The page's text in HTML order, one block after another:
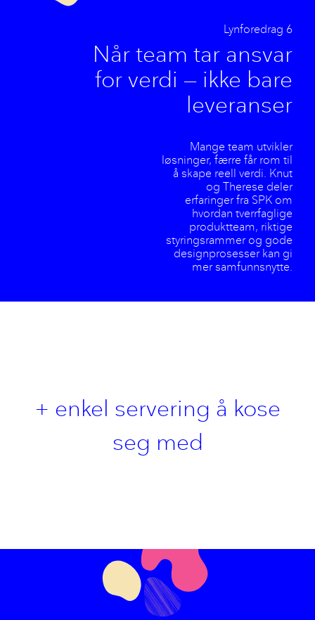
Lynforedrag 6
Når team tar ansvar
for verdi — ikke bare
leveranser
Mange team utvikler
løsninger, færre får rom til
å skape reell verdi. Knut
og Therese deler
erfaringer fra SPK om
hvordan tverrfaglige
produktteam, riktige
styringsrammer og gode
designprosesser kan gi
mer samfunnsnytte.
+ enkel servering å kose
seg med